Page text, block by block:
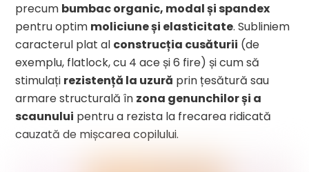
precum bumbac organic, modal și spandex
pentru optim moliciune și elasticitate. Subliniem
caracterul plat al construcția cusăturii (de
exemplu, flatlock, cu 4 ace și 6 fire) și cum să
stimulați rezistență la uzură prin țesătură sau
armare structurală în zona genunchilor și a
scaunului pentru a rezista la frecarea ridicată
cauzată de mișcarea copilului.